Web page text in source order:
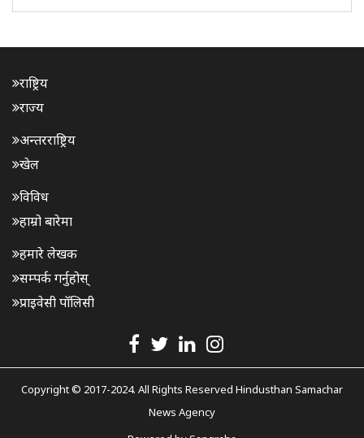
छ। समापन..
राष्ट्रिय
राज्य
अन्तरराष्ट्रिय
खेल
विविध
हाम्रो बारेमा
हमारे लेखक
सम्पर्क गर्नुहोस्
प्राइवेसी पॉलिसी
Copyright © 2017-2024. All Rights Reserved Hindusthan Samachar
News Agency